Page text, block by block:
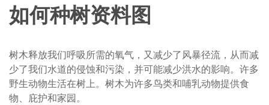
如何种树资料图
树木释放我们呼吸所需的氧气，又减少了风暴径流，从而减
少了我们水道的侵蚀和污染，并可能减少洪水的影响。许多
野生动物生活在树上。树木为许多鸟类和哺乳动物提供食
物、庇护和家园。